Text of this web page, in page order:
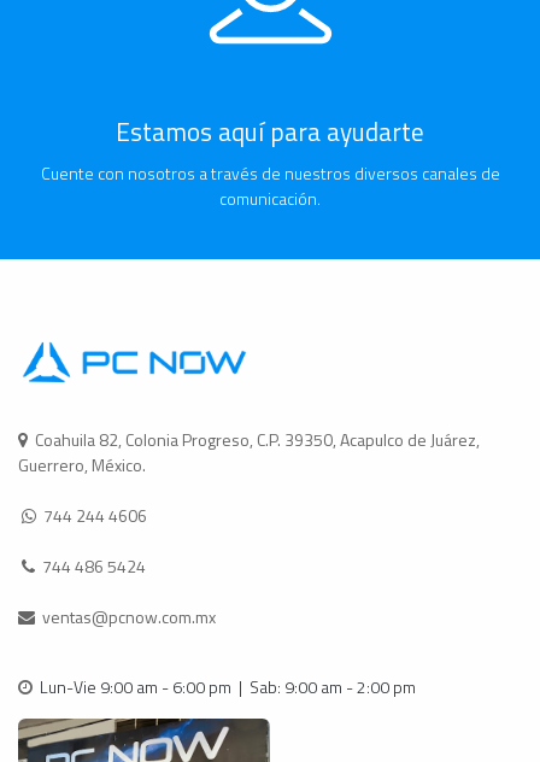
Estamos aquí para ayudarte
Cuente con nosotros a través de nuestros diversos canales de
comunicación.
Coahuila 82, Colonia Progreso, C.P. 39350, Acapulco de Juárez,
Guerrero, México.
744 244 4606
744 486 5424
ventas@pcnow.com.mx
Lun-Vie 9:00 am - 6:00 pm | Sab: 9:00 am - 2:00 pm